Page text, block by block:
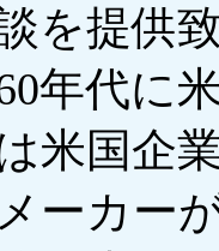
を提供
年代に
米国企
ーカー